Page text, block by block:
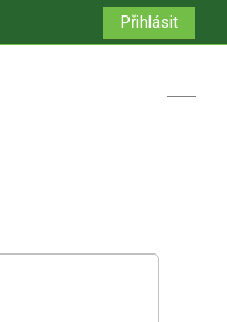
Přihlásit